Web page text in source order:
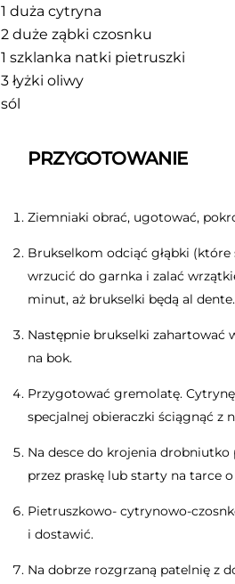
1 duża cytryna
2 duże ząbki czosnku
1 szklanka natki pietruszki
3 łyżki oliwy
sól
PRZYGOTOWANIE
Ziemniaki obrać, ugotować,
Brukselkom odciąć głąbki
wrzucić do garnka i zalać
minut, aż brukselki będą al dente.
Następnie brukselki zahartować
na bok.
Przygotować gremolatę.
specjalnej obieraczki ściągnąć z
Na desce do krojenia
przez praskę lub starty na tarce
Pietruszkowo- cytrynowo-
i dostawić.
Na dobrze rozgrzaną patelnię z